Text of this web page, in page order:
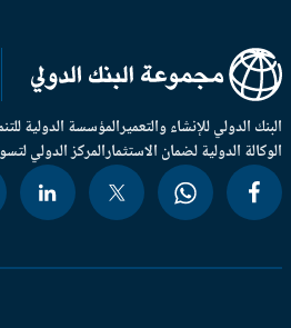
الدولي للإنشاء والتعميرالمؤسسة الدولية للتنمية
الدولية لضمان الاستثمارالمركز الدولي